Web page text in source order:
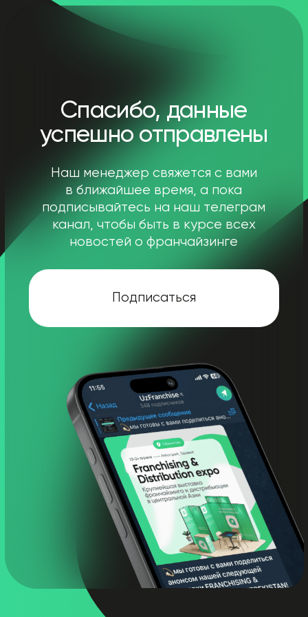
Наш менеджер свяжется с вами
в ближайшее время, а пока
подписывайтесь на наш телеграм
новостей о франчайзинге
успешно отправлены
Подписаться